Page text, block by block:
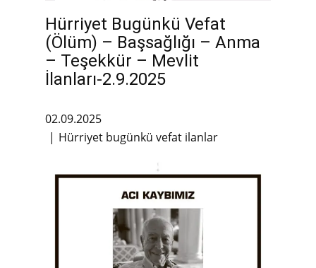
Hürriyet Bugünkü Vefat
(Ölüm) – Başsağlığı – Anma
– Teşekkür – Mevlit
İlanları-2.9.2025
02.09.2025
Hürriyet bugünkü vefat ilanlar